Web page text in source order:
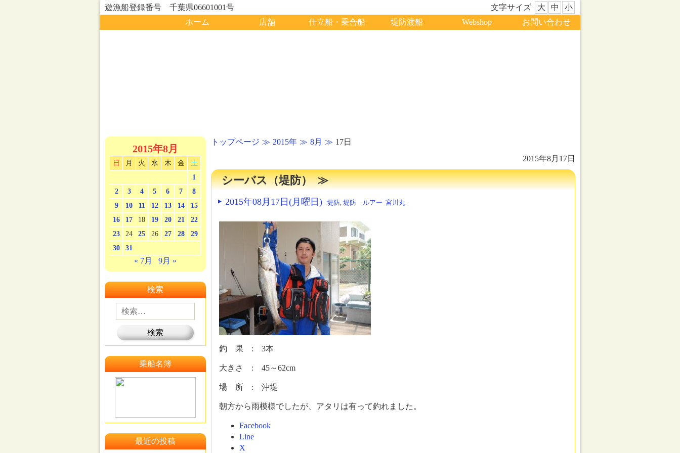
遊漁船登録番号 千葉県06601001号 文字サイズ 小
中
大
ホーム
店舗 仕立船・乗合船 堤防渡船 Webshop お問い合わせ
トップページ 2015年 8月
17日
2015年8月17日
シーバス（堤防）
2015年08月17日(月曜日) 堤防, 堤防 ルアー 宮川丸
釣 果 : 3本
大きさ : 45～62cm
場 所 : 沖堤
朝方から雨模様でしたが、アタリは有って釣れました。
Facebook
Line
X
2015年8月
日 月 火 水 木 金
土
1
2
3 4 5 6 7
8
9
10 11 12 13 14
15
16
17 18 19 20 21
22
23
24 25 26 27 28
29
30
31
« 7月 9月 »
検索
乗船名簿
最近の投稿